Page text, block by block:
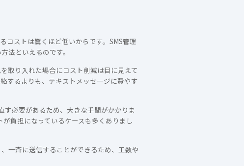
コストは驚くほど低いからです。SMS管理
法といえるのです。
取り入れた場合にコスト削減は目に見えて
するよりも、テキストメッセージに費やす
必要があるため、大きな手間がかかりま
負担になっているケースも多くありまし
一斉に送信することができるため、工数や